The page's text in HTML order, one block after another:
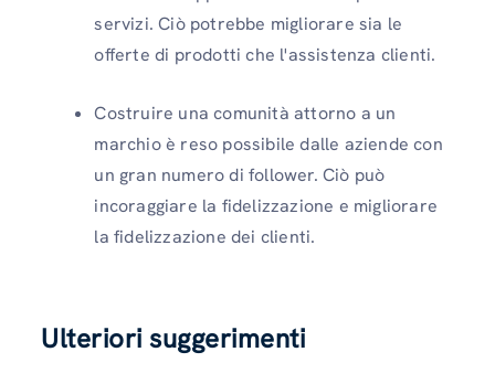
servizi. Ciò potrebbe migliorare sia le
offerte di prodotti che l'assistenza clienti.
Costruire una comunità attorno a un
marchio è reso possibile dalle aziende con
un gran numero di follower. Ciò può
incoraggiare la fidelizzazione e migliorare
la fidelizzazione dei clienti.
Ulteriori suggerimenti